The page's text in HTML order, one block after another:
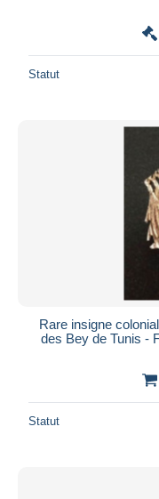
Statut
Rare insigne
des Bey de Tunis -
Statut